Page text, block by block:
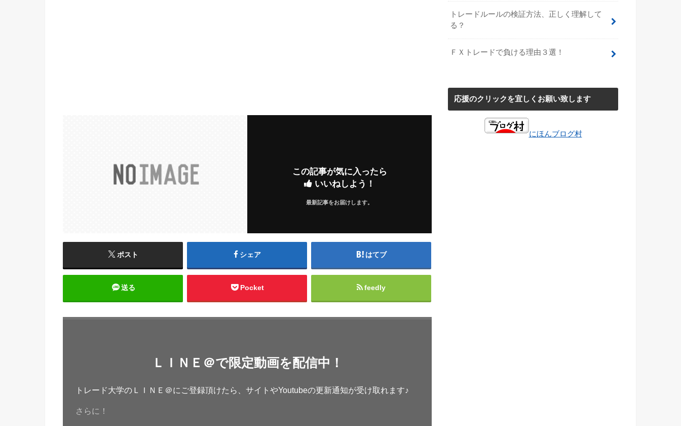
この記事が気に入ったら
いいねしよう！
最新記事をお届けします。
ポスト シェア はてブ
送る Pocket feedly
ＬＩＮＥ＠で限定動画を配信中！
トレード大学のＬＩＮＥ＠にご登録頂けたら、サイトやYoutubeの更新通知が受け取れます♪
さらに！
トレードルールの検証方法、正しく理解して
る？
ＦＸトレードで負ける理由３選！
応援のクリックを宜しくお願い致します
にほんブログ村